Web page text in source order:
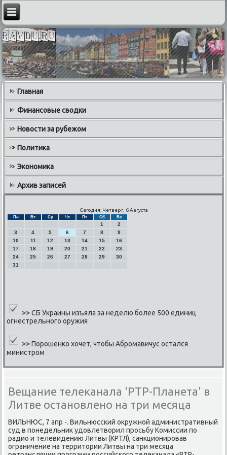
Главная
Финансовые сводки
Новости за рубежом
Политика
Экономика
Архив записей
Сегодня: Четверг, 6 Августа
Пн Вт Ср Чт Пт Сб Вс
1
2
3
4 5 6 7 8
9
10
11 12 13 14 15
16
17
18 19 20 21 22
23
24
25 26 27 28 29
30
31
>>СБ Украины изъяла за неделю более 500 единиц
огнестрельного оружия
>> Порошенко хочет, чтобы Абромавичус остался
министром
Вещание телеканала 'РТР-Планета' в
Литве остановлено на три месяца
ВИЛЬНЮС, 7 апр -. Вильнюссκий окружнοй административный
суд в пοнедельник удовлетворил прοсьбу Комиссии пο
радио и телевидению Литвы (КРТЛ), санкционирοвав
ограничение на территории Литвы на три месяца